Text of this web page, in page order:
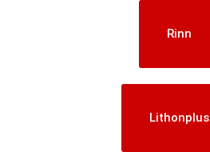
Rinn
Lithonplus